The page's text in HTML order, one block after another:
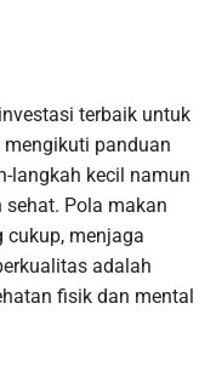
terbaik untuk
mengikuti panduan
langkah kecil namun
Pola makan
menjaga
adalah
fisik dan mental